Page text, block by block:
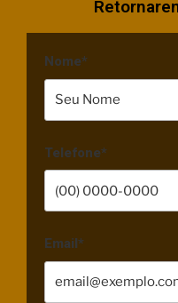
Nome*
Telefone*
Email*